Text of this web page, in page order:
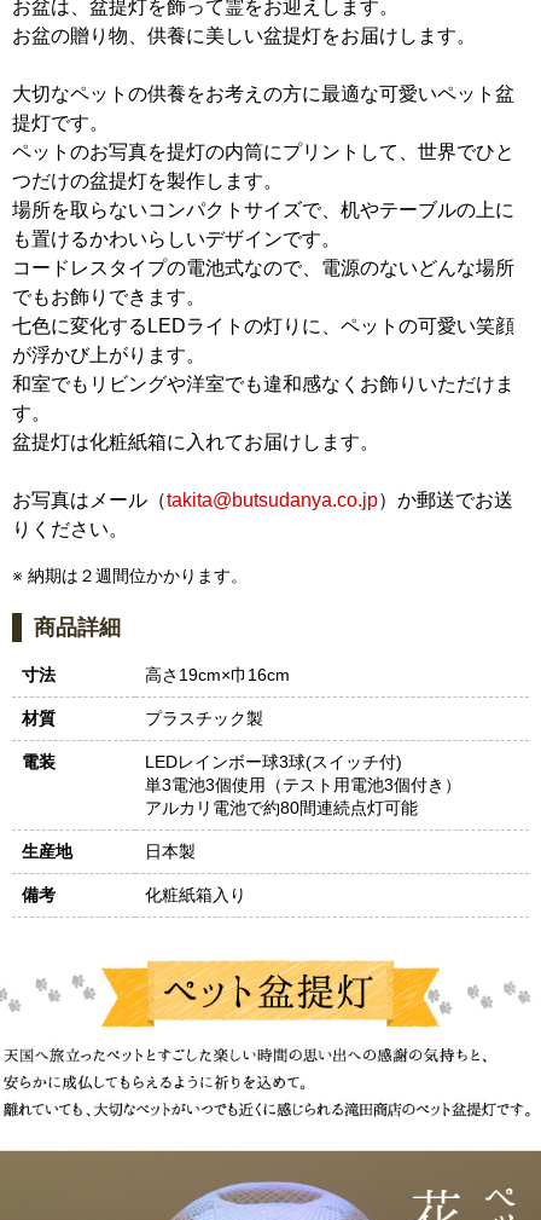
お盆は、盆提灯を飾って霊をお迎えします。
お盆の贈り物、供養に美しい盆提灯をお届けします。
大切なペットの供養をお考えの方に最適な可愛いペット盆
提灯です。
ペットのお写真を提灯の内筒にプリントして、世界でひと
つだけの盆提灯を製作します。
場所を取らないコンパクトサイズで、机やテーブルの上に
も置けるかわいらしいデザインです。
コードレスタイプの電池式なので、電源のないどんな場所
でもお飾りできます。
七色に変化するLEDライトの灯りに、ペットの可愛い笑顔
が浮かび上がります。
和室でもリビングや洋室でも違和感なくお飾りいただけま
す。
盆提灯は化粧紙箱に入れてお届けします。
お写真はメール（takita@butsudanya.co.jp）か郵送でお送
りください。
※ 納期は２週間位かかります。
商品詳細
寸法 高さ19cm×巾16cm
材質 プラスチック製
電装
LEDレインボー球3球(スイッチ付)
単3電池3個使用（テスト用電池3個付き）
アルカリ電池で約80間連続点灯可能
生産地 日本製
備考 化粧紙箱入り